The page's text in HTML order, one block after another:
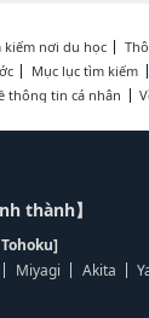
kiếm nơi du học
Mục lục tìm kiếm
thông tin cá nhân
thành】
Miyagi Akita